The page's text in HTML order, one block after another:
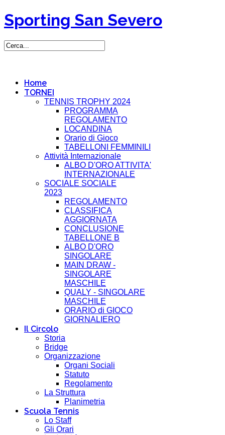
Sporting San Severo
Home
TORNEI
TENNIS TROPHY 2024
PROGRAMMA
REGOLAMENTO
LOCANDINA
Orario di Gioco
TABELLONI FEMMINILI
Attività Internazionale
ALBO D'ORO ATTIVITA'
INTERNAZIONALE
SOCIALE SOCIALE
2023
REGOLAMENTO
CLASSIFICA
AGGIORNATA
CONCLUSIONE
TABELLONE B
ALBO D'ORO
SINGOLARE
MAIN DRAW -
SINGOLARE
MASCHILE
QUALY - SINGOLARE
MASCHILE
ORARIO di GIOCO
GIORNALIERO
Il Circolo
Storia
Bridge
Organizzazione
Organi Sociali
Statuto
Regolamento
La Struttura
Planimetria
Scuola Tennis
Lo Staff
Gli Orari